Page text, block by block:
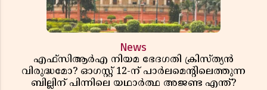
News
എഫ്സിആർഎ നിയമ ഭേദഗതി ക്രിസ്ത്യൻ
വിരുദ്ധമോ? ഓഗസ്റ്റ് 12-ന് പാർലമെന്റിലെത്തുന്ന
ബില്ലിന് പിന്നിലെ യഥാർത്ഥ അജണ്ട എന്ത്?